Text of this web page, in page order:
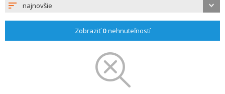
najnovšie
Zobraziť0nehnuteľností